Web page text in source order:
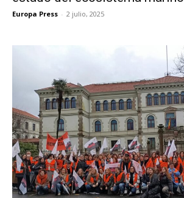
Europa Press - 2 julio, 2025